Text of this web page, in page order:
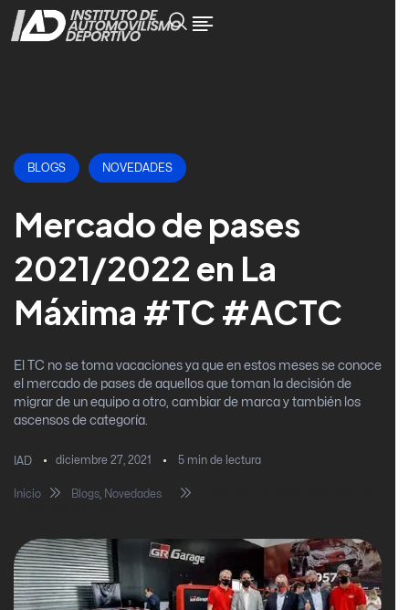
BLOGS NOVEDADES
Mercado de pases
2021/2022 en La
Máxima #TC #ACTC
El TC no se toma vacaciones ya que en estos meses se conoce
el mercado de pases de aquellos que toman la decisión de
migrar de un equipo a otro, cambiar de marca y también los
ascensos de categoría.
IAD diciembre 27, 2021 5 min de lectura
Inicio Blogs, Novedades